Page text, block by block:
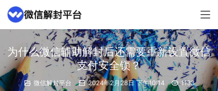
为什么微信辅助解封后还需要重新设置微信
支付安全锁？
微信解封平台 2024年2月28日 下午10:14 1133